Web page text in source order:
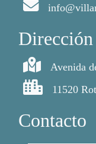
Dirección
Avenida
11520
Contacto